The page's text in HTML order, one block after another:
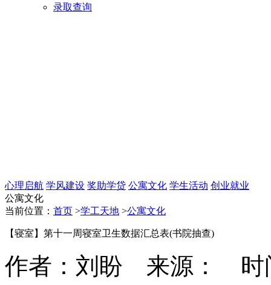
录取查询
心理启航 学风建设 奖助学贷 公寓文化 学生活动 创业就业
公寓文化
当前位置： 首页 >学工天地 >公寓文化
【寝室】第十一周寝室卫生数据汇总表(书院抽查)
作者：刘盼 来源： 时